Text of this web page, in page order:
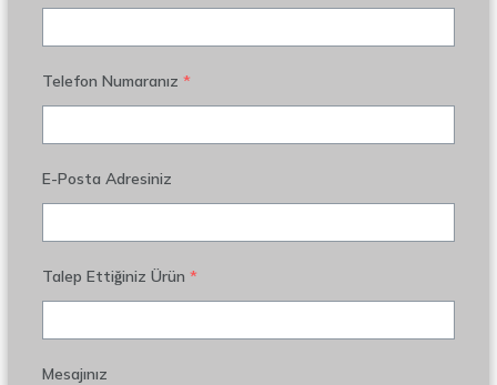
Telefon Numaranız *
E-Posta Adresiniz
Talep Ettiğiniz Ürün *
Mesajınız